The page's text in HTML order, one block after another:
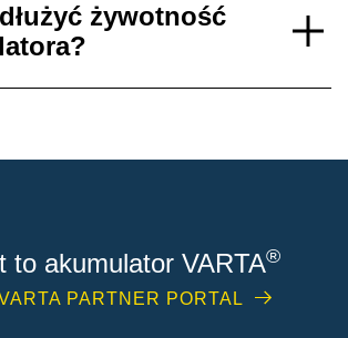
żywotność
to akumulator VARTA®
PARTNER PORTAL